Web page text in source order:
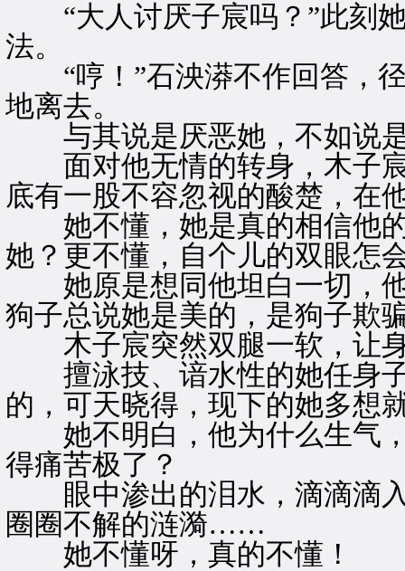
“大人讨厌子宸吗？”此刻她
法。
“哼！”石泱漭不作回答，径
地离去。
与其说是厌恶她，不如说
面对他无情的转身，木子宸
底有一股不容忽视的酸楚，在
她不懂，她是真的相信他的
她？更不懂，自个儿的双眼怎
她原是想同他坦白一切，他
狗子总说她是美的，是狗子欺
木子宸突然双腿一软，让
擅泳技、谙水性的她任身子
的，可天晓得，现下的她多想
她不明白，他为什么生气，
得痛苦极了？
眼中渗出的泪水，滴滴滴入
圈圈不解的涟漪……
她不懂呀，真的不懂！